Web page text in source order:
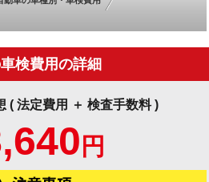
検費用の詳細
( 法定費用 ＋ 検査手数料 )
円